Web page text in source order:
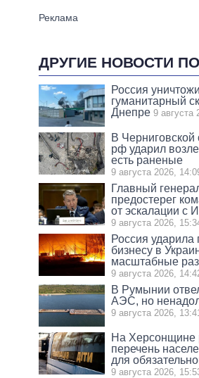
ДРУГИЕ НОВОСТИ
Россия
гуманитарный
Днепре 9 августа
В Черниговской
рф ударил
есть раненые
9 августа 2026,
Главный
предостерег
от эскалации с
9 августа 2026,
Россия
бизнесу в
масштабные
9 августа 2026,
В Румынии
АЭС, но
9 августа 2026,
На Херсонщине
перечень
для
9 августа 2026,